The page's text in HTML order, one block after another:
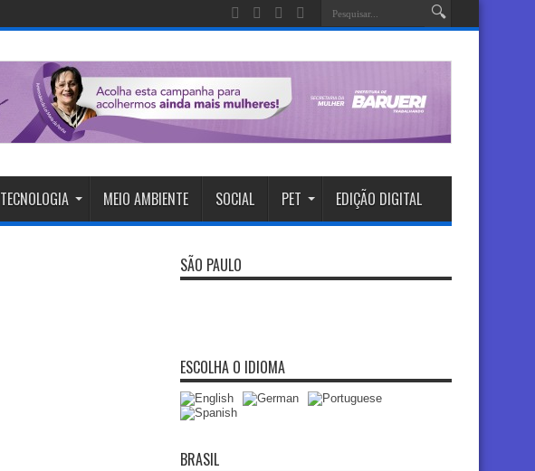
TECNOLOGIA MEIO AMBIENTE SOCIAL PET EDIÇÃO DIGITAL
SÃO PAULO
ESCOLHA O IDIOMA
BRASIL